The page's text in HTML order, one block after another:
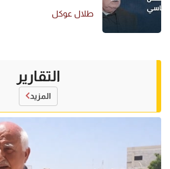
طلال عوكل
التقارير
المزيد